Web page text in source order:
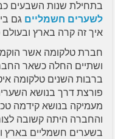
בתחילת שנות השבעים
לשערים חשמליים גם
איך זה קרה בארץ ובעולם
חברת טלקומה אשר
ושתיים החלה כשאר
ברבות השנים טלקומה
פורצת דרך בנושא
מעמיקה בנושא קידמה
והחברה היתה קשובה
בשערים חשמליים בארץ